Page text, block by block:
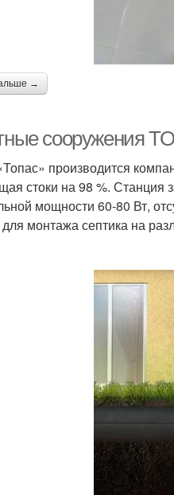
→
сооружения
производится
стоки на 98 %. Станция
мощности 60-80 Вт,
монтажа септика на